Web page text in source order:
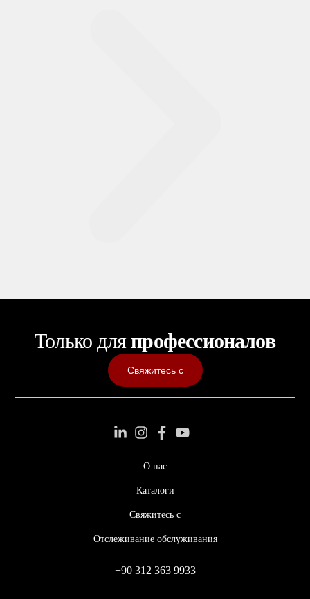
Только дляпрофессионалов
Свяжитесь с
О нас
Каталоги
Свяжитесь с
Отслеживание обслуживания
+90 312 363 9933